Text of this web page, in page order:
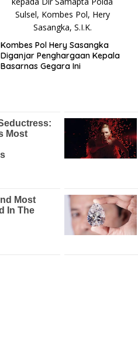
Kombes Pol Hery Sasangka
Diganjar Penghargaan Kepala
Basarnas Gegara Ini